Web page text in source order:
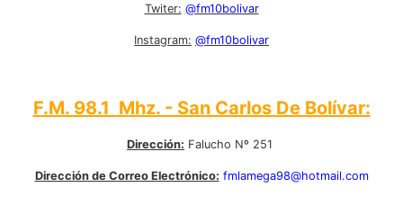
Twiter: @fm10bolivar
Instagram: @fm10bolivar
F.M. 98.1 Mhz. - San Carlos De Bolívar:
Dirección: Falucho Nº 251
Dirección de Correo Electrónico: fmlamega98@hotmail.com